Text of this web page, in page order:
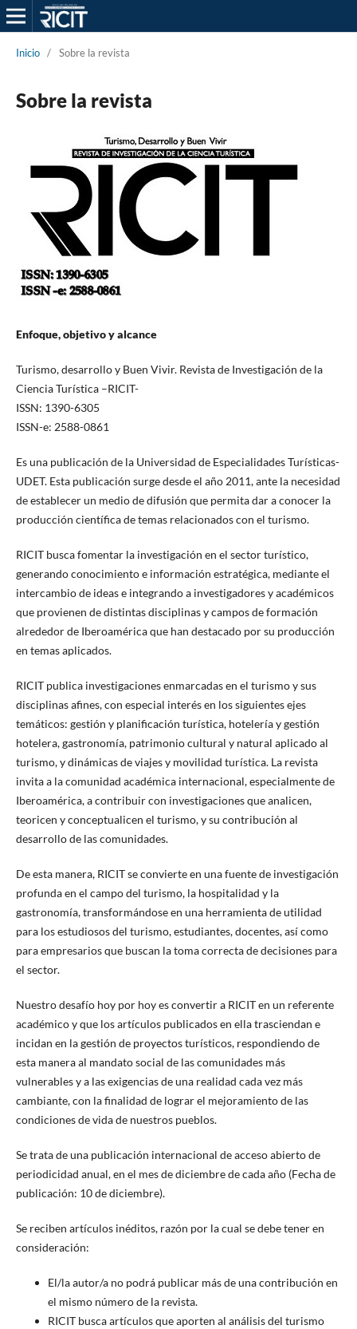
Inicio / Sobre la revista
Sobre la revista
Enfoque, objetivo y alcance
Turismo, desarrollo y Buen Vivir. Revista de Investigación de la
Ciencia Turística –RICIT-
ISSN: 1390-6305
ISSN-e: 2588-0861
Es una publicación de la Universidad de Especialidades Turísticas-
UDET. Esta publicación surge desde el año 2011, ante la necesidad
de establecer un medio de difusión que permita dar a conocer la
producción científica de temas relacionados con el turismo.
RICIT busca fomentar la investigación en el sector turístico,
generando conocimiento e información estratégica, mediante el
intercambio de ideas e integrando a investigadores y académicos
que provienen de distintas disciplinas y campos de formación
alrededor de Iberoamérica que han destacado por su producción
en temas aplicados.
RICIT publica investigaciones enmarcadas en el turismo y sus
disciplinas afines, con especial interés en los siguientes ejes
temáticos: gestión y planificación turística, hotelería y gestión
hotelera, gastronomía, patrimonio cultural y natural aplicado al
turismo, y dinámicas de viajes y movilidad turística. La revista
invita a la comunidad académica internacional, especialmente de
Iberoamérica, a contribuir con investigaciones que analicen,
teoricen y conceptualicen el turismo, y su contribución al
desarrollo de las comunidades.
De esta manera, RICIT se convierte en una fuente de investigación
profunda en el campo del turismo, la hospitalidad y la
gastronomía, transformándose en una herramienta de utilidad
para los estudiosos del turismo, estudiantes, docentes, así como
para empresarios que buscan la toma correcta de decisiones para
el sector.
Nuestro desafío hoy por hoy es convertir a RICIT en un referente
académico y que los artículos publicados en ella trasciendan e
incidan en la gestión de proyectos turísticos, respondiendo de
esta manera al mandato social de las comunidades más
vulnerables y a las exigencias de una realidad cada vez más
cambiante, con la finalidad de lograr el mejoramiento de las
condiciones de vida de nuestros pueblos.
Se trata de una publicación internacional de acceso abierto de
periodicidad anual, en el mes de diciembre de cada año (Fecha de
publicación: 10 de diciembre).
Se reciben artículos inéditos, razón por la cual se debe tener en
consideración:
El/la autor/a no podrá publicar más de una contribución en
el mismo número de la revista.
RICIT busca artículos que aporten al análisis del turismo